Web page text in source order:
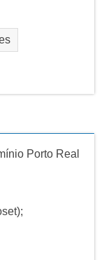
Porto Real